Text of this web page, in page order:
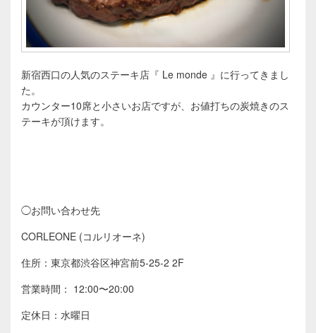
新宿西口の人気のステーキ店『 Le monde 』に行ってきまし
た。
カウンター10席と小さいお店ですが、お値打ちの炭焼きのス
テーキが頂けます。
◯お問い合わせ先
CORLEONE (コルリオーネ)
住所：東京都渋谷区神宮前5-25-2 2F
営業時間： 12:00〜20:00
定休日：水曜日